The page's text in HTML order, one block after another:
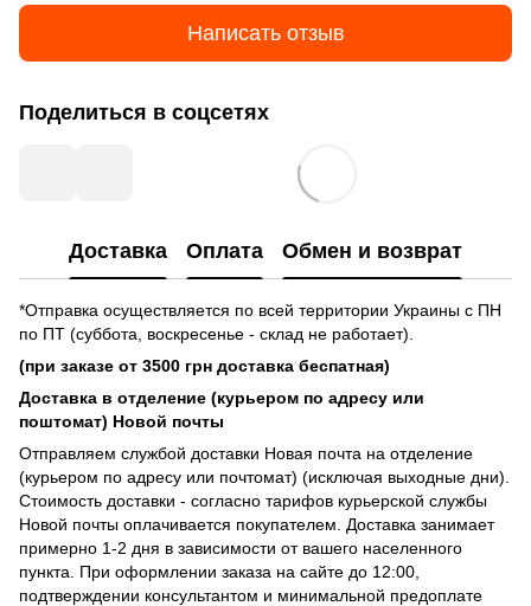
Написать отзыв
Поделиться в соцсетях
Доставка Оплата Обмен и возврат
*Отправка осуществляется по всей территории Украины с ПН
по ПТ (суббота, воскресенье - склад не работает).
(при заказе от 3500 грн доставка беспатная)
Доставка в отделение (курьером по адресу или
поштомат) Новой почты
Отправляем службой доставки Новая почта на отделение
(курьером по адресу или почтомат) (исключая выходные дни).
Стоимость доставки - согласно тарифов курьерской службы
Новой почты оплачивается покупателем. Доставка занимает
примерно 1-2 дня в зависимости от вашего населенного
пункта. При оформлении заказа на сайте до 12:00,
подтверждении консультантом и минимальной предоплате